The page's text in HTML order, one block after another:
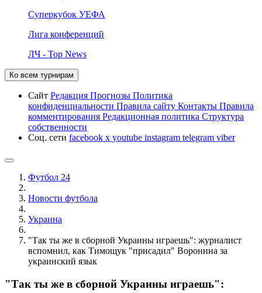
Суперкубок УЕФА
Лига конференций
ЛЧ - Top News
Ко всем турнирам
Сайт Редакция Прогнозы Политика
конфиденциальности Правила сайту Контакты Правила
комментирования Редакционная политика Структура
собственности
Соц. сети facebook x youtube instagram telegram viber
Футбол 24
Новости футбола
Украина
"Так ты же в сборной Украины играешь": журналист
вспомнил, как Тимощук "присадил" Воронина за
украинский язык
"Так ты же в сборной Украины играешь":